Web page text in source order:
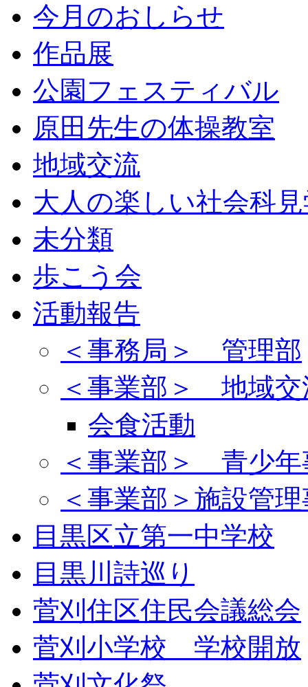
今月のおしらせ
作品展
公園フェスティバル
原田先生の体操教室
地域交流
大人の楽しい社会科
未分類
歩こう会
活動報告
＜事務局＞ 管理部
＜事業部＞ 地域交
会食活動
＜事業部＞ 青少年
＜事業部＞施設管
目黒区立第一中学校
目黒川詩巡り
菅刈住区住民会議総会
菅刈小学校 学校開放